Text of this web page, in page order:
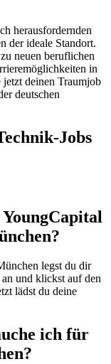
herausfordernden
der ideale Standort.
neuen beruflichen
in
deinen Traumjob
deutschen
Jobs
legst du dir
und klickst auf den
lädst du deine
ich für